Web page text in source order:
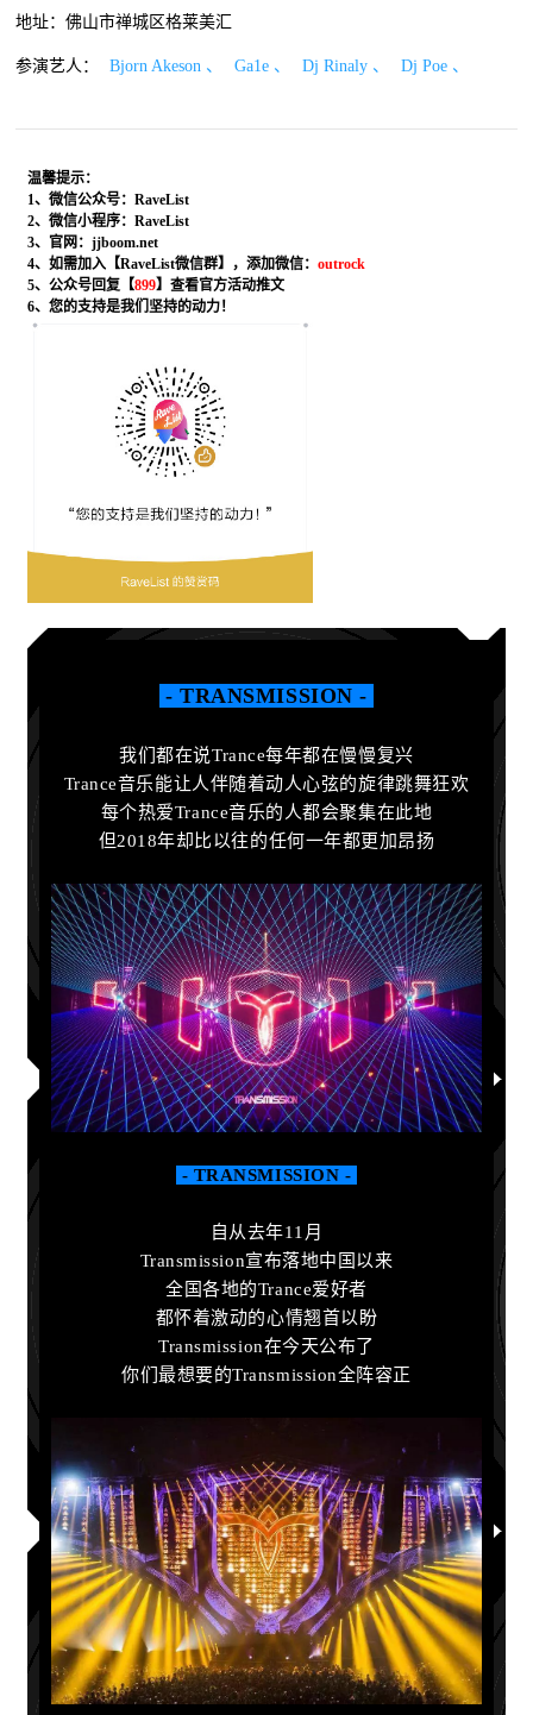
地址：佛山市禅城区格莱美汇
参演艺人： Bjorn Akeson 、 Ga1e 、 Dj Rinaly 、 Dj Poe 、
温馨提示：
1、微信公众号：RaveList
2、微信小程序：RaveList
3、官网：jjboom.net
4、如需加入【RaveList微信群】，添加微信：outrock
5、公众号回复【899】查看官方活动推文
6、您的支持是我们坚持的动力！
- TRANSMISSION -
我们都在说Trance每年都在慢慢复兴
Trance音乐能让人伴随着动人心弦的旋律跳舞狂欢
每个热爱Trance音乐的人都会聚集在此地
但2018年却比以往的任何一年都更加昂扬
- TRANSMISSION -
自从去年11月
Transmission宣布落地中国以来
全国各地的Trance爱好者
都怀着激动的心情翘首以盼
Transmission在今天公布了
你们最想要的Transmission全阵容正